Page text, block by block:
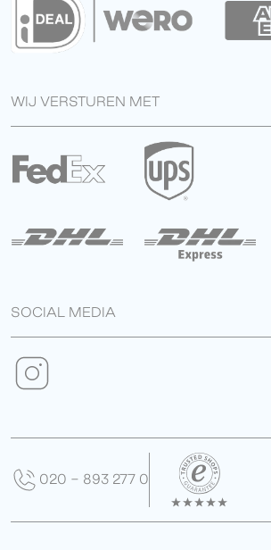
WIJ VERSTUREN MET
SOCIAL MEDIA
020 - 893 277 0